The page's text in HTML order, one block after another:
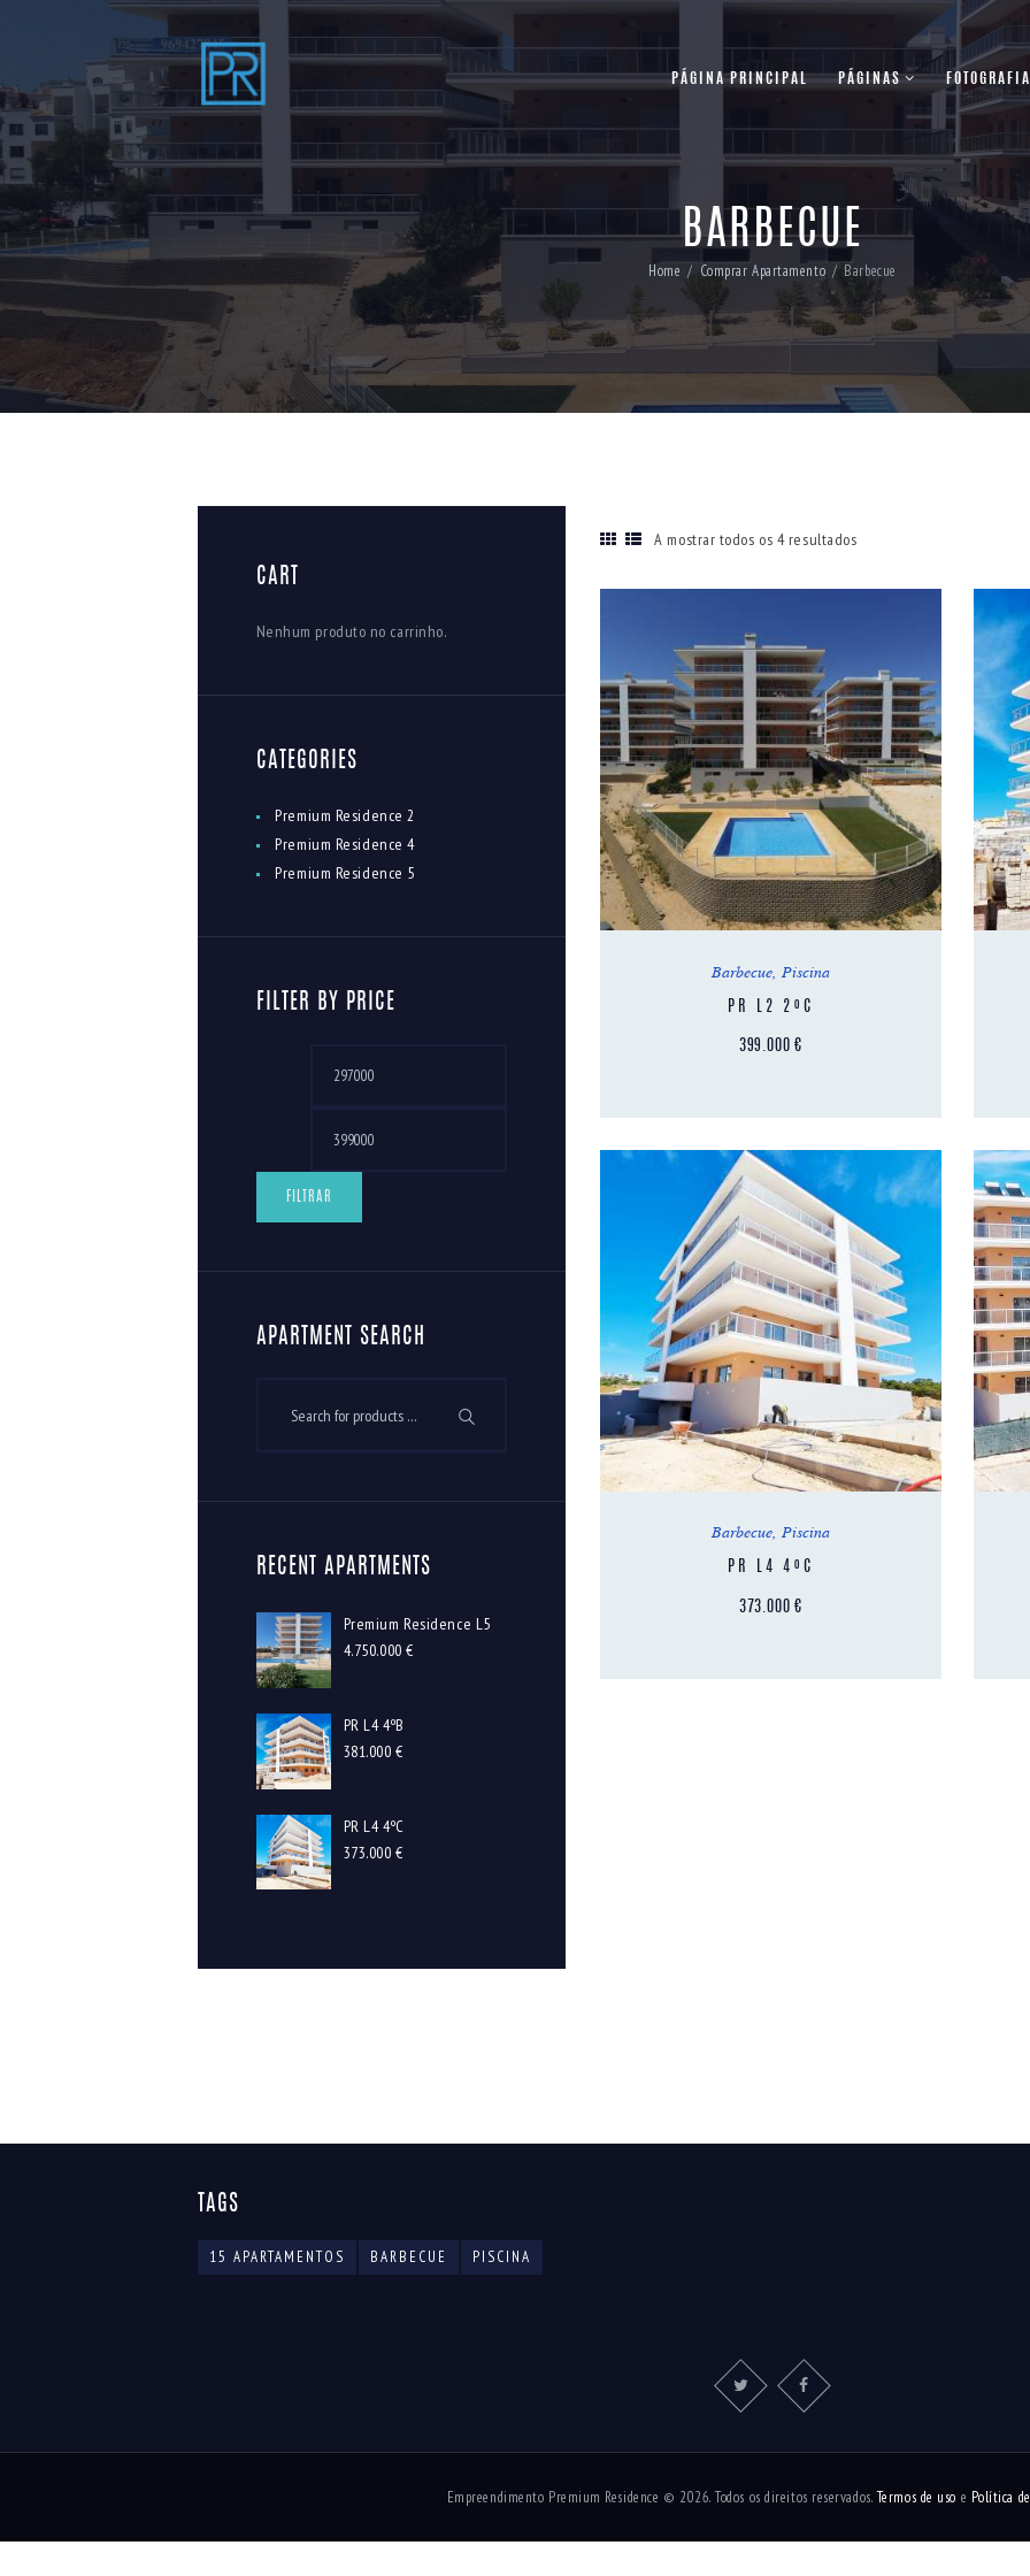
PÁGINA PRINCIPAL PÁGINAS
BARBECUE
Home Comprar Apartamento Barbecue
A mostrar todos os 4 resultados
Barbecue Piscina
PR L2 2ºC
399.000 €
Barbecue,Piscina
PR L4 4ºC
373.000 €
CART
Nenhum produto no carrinho.
CATEGORIES
Premium Residence 2
Premium Residence 4
Premium Residence 5
FILTER BY PRICE
FILTRAR
APARTMENT SEARCH
RECENT APARTMENTS
Premium Residence L5
4.750.000€
PR L4 4ºB
381.000€
PR L4 4ºC
373.000€
TAGS
15 APARTAMENTOS BARBECUE PISCINA
Empreendimento Premium Residence © 2026. Todos os direitos reservados.Termos de uso e Política